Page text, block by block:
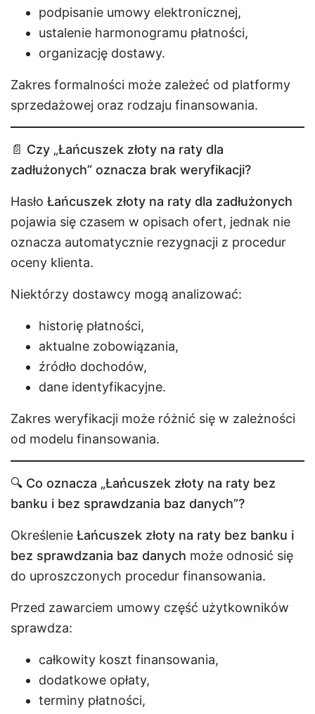
podpisanie umowy elektronicznej,
ustalenie harmonogramu płatności,
organizację dostawy.
Zakres formalności może zależeć od platformy
sprzedażowej oraz rodzaju finansowania.
📄 Czy „Łańcuszek złoty na raty dla
zadłużonych” oznacza brak weryfikacji?
Hasło Łańcuszek złoty na raty dla zadłużonych
pojawia się czasem w opisach ofert, jednak nie
oznacza automatycznie rezygnacji z procedur
oceny klienta.
Niektórzy dostawcy mogą analizować:
historię płatności,
aktualne zobowiązania,
źródło dochodów,
dane identyfikacyjne.
Zakres weryfikacji może różnić się w zależności
od modelu finansowania.
🔍 Co oznacza „Łańcuszek złoty na raty bez
banku i bez sprawdzania baz danych”?
Określenie Łańcuszek złoty na raty bez banku i
bez sprawdzania baz danych może odnosić się
do uproszczonych procedur finansowania.
Przed zawarciem umowy część użytkowników
sprawdza:
całkowity koszt finansowania,
dodatkowe opłaty,
terminy płatności,